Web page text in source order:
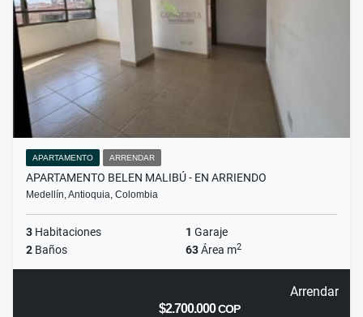
APARTAMENTO ARRENDAR
APARTAMENTO BELEN MALIBÚ - EN ARRIENDO
Medellín, Antioquia, Colombia
3 Habitaciones 1 Garaje
2 Baños 63Área m2
Arrendar
$2.700.000COP